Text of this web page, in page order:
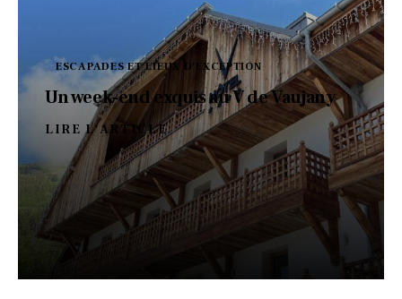
ESCAPADES ET LIEUX D'EXCEPTION
Un week-end exquis au V de Vaujany
LIRE L'ARTICLE